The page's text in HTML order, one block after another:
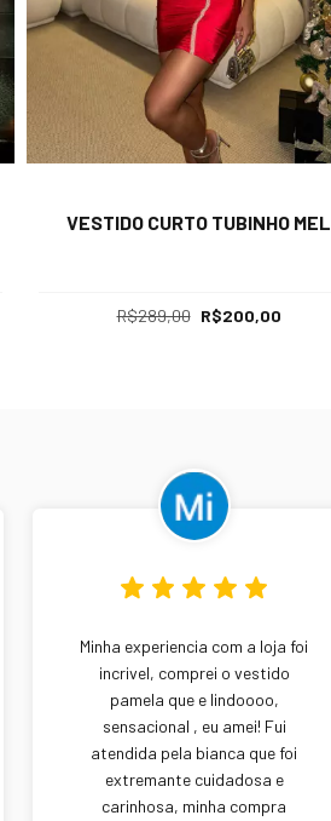
VESTIDO CURTO TUBINHO MEL
R$289,00 R$200,00
Minha experiencia com a loja foi
incrivel, comprei o vestido
pamela que e lindoooo,
sensacional , eu amei! Fui
atendida pela bianca que foi
extremante cuidadosa e
carinhosa, minha compra